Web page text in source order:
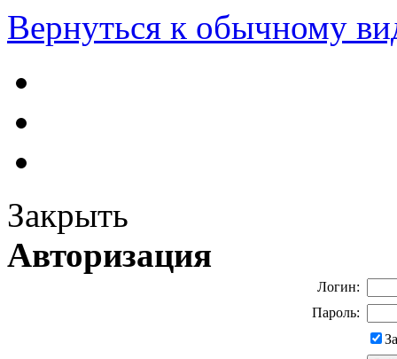
Вернуться к обычному
Закрыть
Авторизация
Логин:
Пароль: